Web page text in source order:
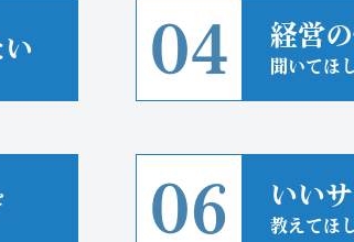
04 経営
聞いてほ
06 いい
教えてほ